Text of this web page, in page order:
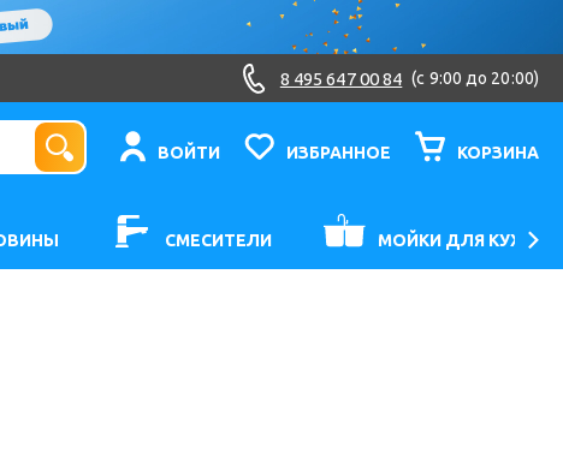
8 495 647 00 84 (c 9:00 до 20:00)
ВОЙТИ ИЗБРАННОЕ КОРЗИНА
СМЕСИТЕЛИ МОЙКИ ДЛЯ КУХНИ